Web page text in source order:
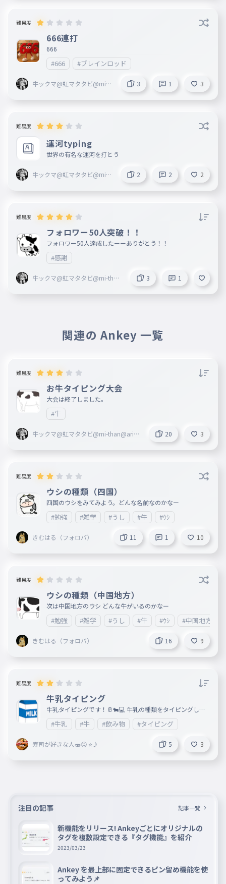
難易度
666連打
666
#666 #ブレインロッド
牛ックマ@虹マタタビ@mi-t
3 1 3
難易度
運河typing
世界の有名な運河を打とう
牛ックマ@虹マタタビ@mi-t
2 2 2
難易度
フォロワー50人突破！！
フォロワー50人達成したーーありがとう！！
#感謝
牛ックマ@虹マタタビ@mi-than
3 1
関連の Ankey 一覧
難易度
お牛タイピング大会
大会は終了しました。
#牛
牛ックマ@虹マタタビ@mi-than@ariga
20 3
難易度
ウシの種類（四国）
四国のウシをみてみよう。どんな名前なのかなー
#勉強 #雑学 #うし #牛 #ｳｼ
きむはる（フォロバ） 11 1 10
難易度
ウシの種類（中国地方）
次は中国地方のウシ どんな牛がいるのかなー
#勉強 #雑学 #うし #牛 #ｳｼ #中国地方の
きむはる（フォロバ） 16 9
難易度
牛乳タイピング
牛乳タイピングです！🥛🐄💻️ 牛乳の種類をタイピングしま
す！🥛🐄💻️
#牛乳 #牛 #飲み物 #タイピング
寿司が好きな人🍣🤤 ⭐️♪ 5 3
注目の記事 記事一覧
新機能をリリース! Ankeyごとにオリジナルの
タグを複数設定できる『タグ機能』を紹介
2023/03/23
Ankey を最上部に固定できるピン留め機能を使
ってみよう📌